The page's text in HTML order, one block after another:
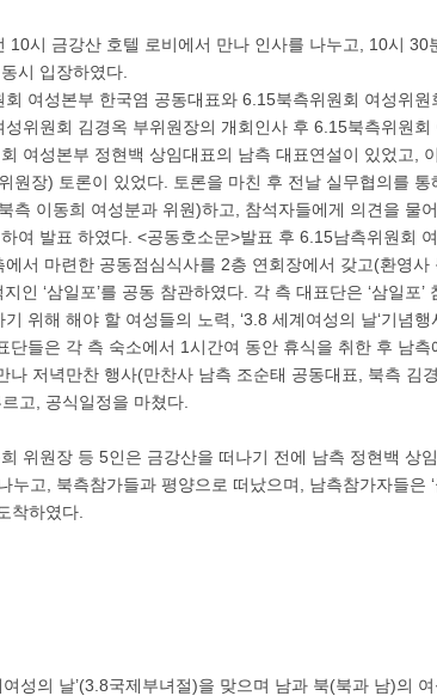
시 금강산 호텔 로비에서 만나 인사를 나누고, 10시 30
시 입장하였다.
여성본부 한국염 공동대표와 6.15북측위원회 여성위원
위원회 김경옥 부위원장의 개회인사 후 6.15북측위원회
여성본부 정현백 상임대표의 남측 대표연설이 있었고,
원장) 토론이 있었다. 토론을 마친 후 전날 실무협의를 통
측 이동희 여성분과 위원)하고, 참석자들에게 의견을 물
여 발표 하였다. <공동호소문>발표 후 6.15남측위원회
서 마련한 공동점심식사를 2층 연회장에서 갖고(환영사
‘삼일포’를 공동 참관하였다. 각 측 대표단은 ‘삼일포’
위해 해야 할 여성들의 노력, ‘3.8 세계여성의 날‘기념행
단들은 각 측 숙소에서 1시간여 동안 휴식을 취한 후 남측
저녁만찬 행사(만찬사 남측 조순태 공동대표, 북측 김
고, 공식일정을 마쳤다.
위원장 등 5인은 금강산을 떠나기 전에 남측 정현백 상
고, 북측참가들과 평양으로 떠났으며, 남측참가자들은
착하였다.
성의 날’(3.8국제부녀절)을 맞으며 남과 북(북과 남)의 여